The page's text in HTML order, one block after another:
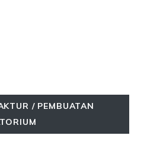
/ PEMBUATAN